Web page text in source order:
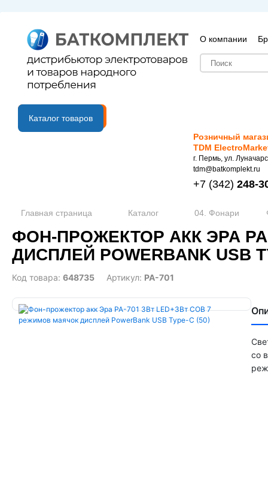
О компании
B2B портал
Каталог товаров
Розничный
TDM
г. Пермь, ул.
tdm@batkomplekt.ru
+7 (342) 248-
Главная страница Каталог 04. Фонари
ФОН-ПРОЖЕКТОР АКК ЭРА
ДИСПЛЕЙ POWERBANK USB
Код товара: 648735 Артикул: PA-701
со